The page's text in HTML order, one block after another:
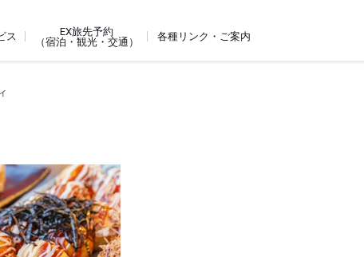
ス
EX旅先予約
（宿泊・観光・交通）
各種リンク・ご案内